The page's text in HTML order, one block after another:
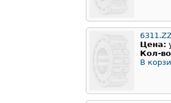
Цена:
Кол-
В